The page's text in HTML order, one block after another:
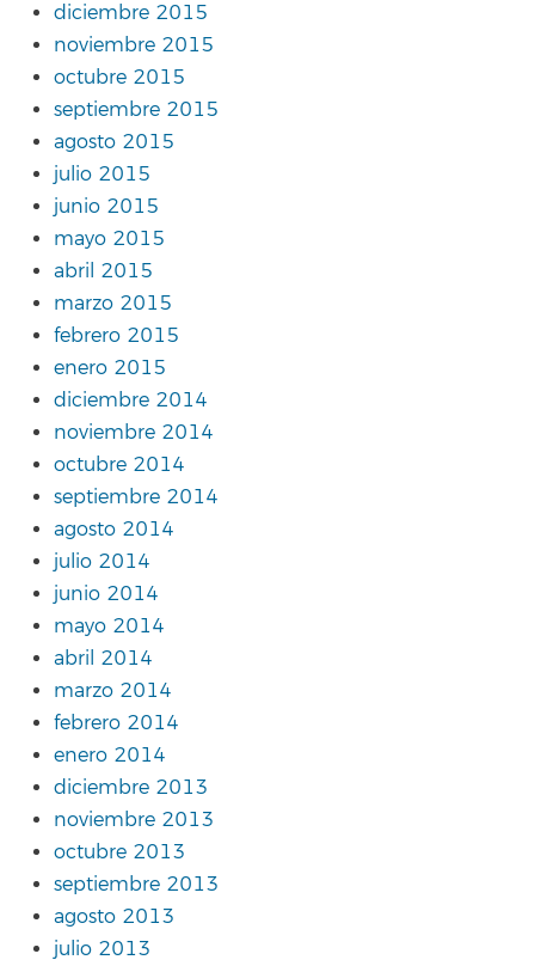
diciembre 2015
noviembre 2015
octubre 2015
septiembre 2015
agosto 2015
julio 2015
junio 2015
mayo 2015
abril 2015
marzo 2015
febrero 2015
enero 2015
diciembre 2014
noviembre 2014
octubre 2014
septiembre 2014
agosto 2014
julio 2014
junio 2014
mayo 2014
abril 2014
marzo 2014
febrero 2014
enero 2014
diciembre 2013
noviembre 2013
octubre 2013
septiembre 2013
agosto 2013
julio 2013